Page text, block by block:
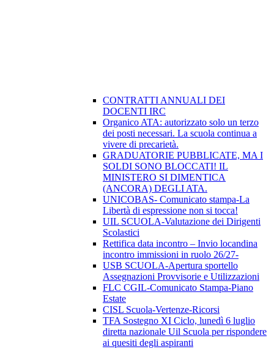
CONTRATTI ANNUALI DEI
DOCENTI IRC
Organico ATA: autorizzato solo un terzo
dei posti necessari. La scuola continua a
vivere di precarietà.
GRADUATORIE PUBBLICATE, MA I
SOLDI SONO BLOCCATI! IL
MINISTERO SI DIMENTICA
(ANCORA) DEGLI ATA.
UNICOBAS- Comunicato stampa-La
Libertà di espressione non si tocca!
UIL SCUOLA-Valutazione dei Dirigenti
Scolastici
Rettifica data incontro – Invio locandina
incontro immissioni in ruolo 26/27-
USB SCUOLA-Apertura sportello
Assegnazioni Provvisorie e Utilizzazioni
FLC CGIL-Comunicato Stampa-Piano
Estate
CISL Scuola-Vertenze-Ricorsi
TFA Sostegno XI Ciclo, lunedì 6 luglio
diretta nazionale Uil Scuola per rispondere
ai quesiti degli aspiranti